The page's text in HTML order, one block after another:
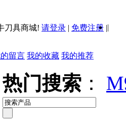
刀具商城! 请登录 | 免费注册 ||
留言 我的收藏 我的推荐
热门搜索 ：